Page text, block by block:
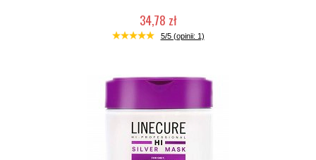
34,78 zł
Duża ilość (wysyłka w 24h)
5/5 (opinii: 1)